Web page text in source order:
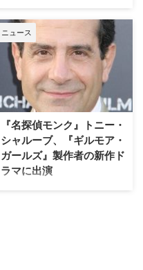
が、シーズン2の配信を前にシー
ズン3へ更新されることが明らか
となった。米TV Lineが報じてい
る。 【関連記事】『マーベラ
ス・ミセス・メイゼル』も!?
Amazonの新作ドラマ、あなたの
一票でシリーズ化！ 本シリーズ
ク。高級住…
ニュース
『名探偵モンク』トニー・
シャルーブ、『ギルモア・
ガールズ』製作者の新作ド
ラマに出演
11月にNetflixにて復活版が配信さ